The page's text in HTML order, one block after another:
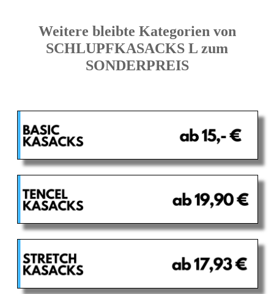
Weitere bleibte Kategorien von
SCHLUPFKASACKS L zum
SONDERPREIS